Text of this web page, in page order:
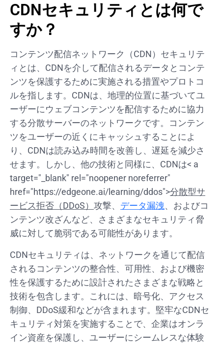
CDNセキュリティとは何で
すか？
コンテンツ配信ネットワーク（CDN）セキュリテ
ィとは、CDNを介して配信されるデータとコンテ
ンツを保護するために実施される措置やプロトコ
ルを指します。CDNは、地理的位置に基づいてユ
ーザーにウェブコンテンツを配信するために協力
する分散サーバーのネットワークです。コンテン
ツをユーザーの近くにキャッシュすることによ
り、CDNは読み込み時間を改善し、遅延を減少さ
せます。しかし、他の技術と同様に、CDNは< a
target="_blank" rel="noopener noreferrer"
href="https://edgeone.ai/learning/ddos">分散型サ
ービス拒否（DDoS） 攻撃、 データ漏洩、およびコ
ンテンツ改ざんなど、さまざまなセキュリティ脅
威に対して脆弱である可能性があります。
CDNセキュリティは、ネットワークを通じて配信
されるコンテンツの整合性、可用性、および機密
性を保護するために設計されたさまざまな戦略と
技術を包含します。これには、暗号化、アクセス
制御、DDoS緩和などが含まれます。堅牢なCDNセ
キュリティ対策を実施することで、企業はオンラ
イン資産を保護し、ユーザーにシームレスな体験